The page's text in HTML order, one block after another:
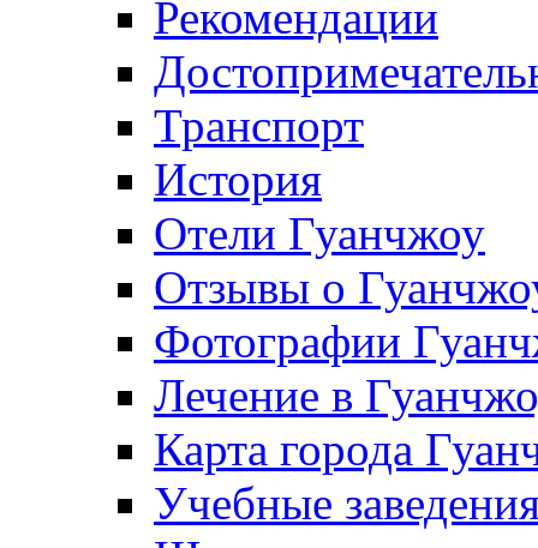
Рекомендации
Транспорт
История
Отели Гуанчжоу
Отзывы о
Фотографии
Лечение в
Карта города
Учебные